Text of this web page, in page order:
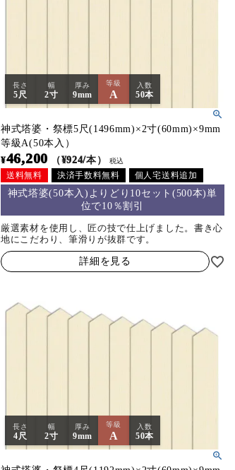
長さ
5尺
幅
2寸
厚み
9mm
等級
A
入数
50本
神式塔婆・祭標5尺(1496mm)×2寸(60mm)×9mm
等級A(50本入）
¥46,200 （¥924/本） 税込
送料無料 決済手数料無料 個人宅送料追加
神式塔婆(50本入)よりどり10セット(500本)単
位で10％割引
厳選素材を使用し、匠の技で仕上げました。書き心
地にこだわり、筆滑りが抜群です。
詳細を見る
長さ
4尺
幅
2寸
厚み
9mm
等級
A
入数
50本